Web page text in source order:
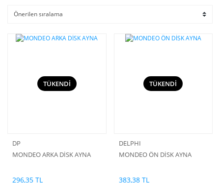
TÜKENDİ
DP
MONDEO ARKA DİSK AYNA
296,35 TL
TÜKENDİ
DELPHI
MONDEO ÖN DİSK AYNA
383,38 TL